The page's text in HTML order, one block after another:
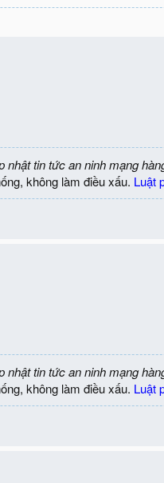
nhật tin tức an ninh mạng
không làm điều xấu. Luật
nhật tin tức an ninh mạng
không làm điều xấu. Luật